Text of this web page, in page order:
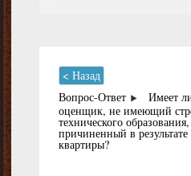
< Назад
Вопрос-Ответ
Имеет
оценщик, не имеющий
технического
причиненный в результате
квартиры?